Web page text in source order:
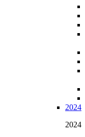
2024
2024